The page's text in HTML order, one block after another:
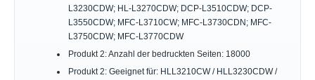
L3230CDW; HL-L3270CDW; DCP-L3510CDW; DCP-
L3550CDW; MFC-L3710CW; MFC-L3730CDN; MFC-
L3750CDW; MFC-L3770CDW
Produkt 2: Anzahl der bedruckten Seiten: 18000
Produkt 2: Geeignet für: HLL3210CW / HLL3230CDW /